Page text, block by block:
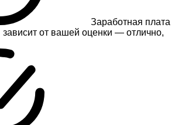
Заработная плата
от вашей оценки — отлично,